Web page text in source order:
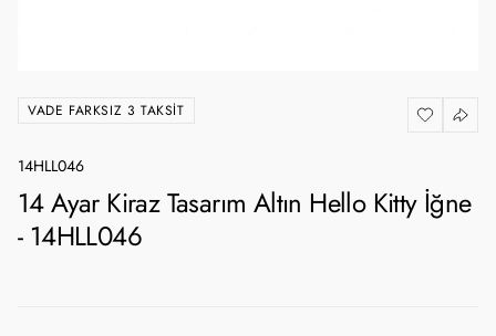
VADE FARKSIZ 3 TAKSIT
14HLL046
14 Ayar Kiraz Tasarım Altın Hello Kitty İğne
- 14HLL046